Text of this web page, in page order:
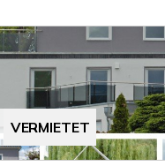
VERMIETET